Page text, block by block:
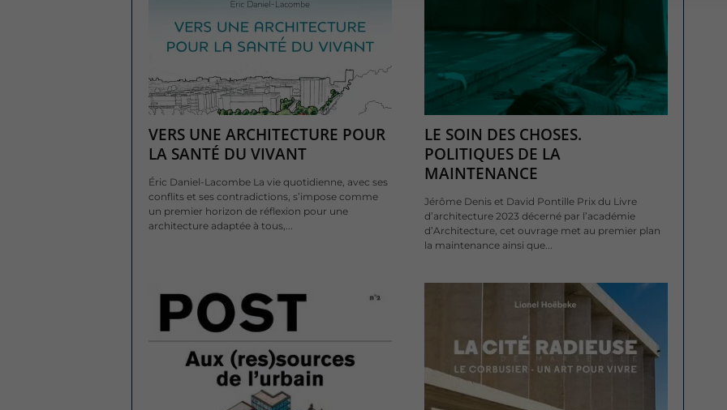
VERS UNE ARCHITECTURE POUR
LA SANTÉ DU VIVANT
Éric Daniel-Lacombe La vie quotidienne, avec ses
conflits et ses contradictions, s’impose comme
un premier horizon de réflexion pour une
architecture adaptée à tous,...
LE SOIN DES CHOSES.
POLITIQUES DE LA
MAINTENANCE
Jérôme Denis et David Pontille Prix du Livre
d’architecture 2023 décerné par l’académie
d’Architecture, cet ouvrage met au premier plan
la maintenance ainsi que...